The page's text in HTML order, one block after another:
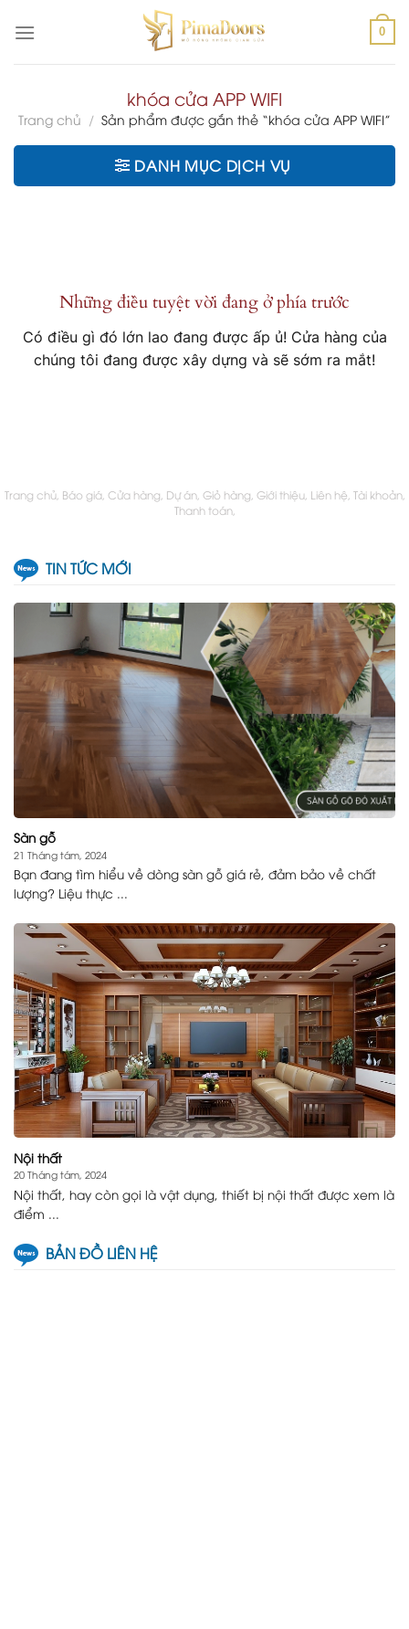
đến
0
khóa cửa APP WIFI
Trang chủ / Sản phẩm được gắn thẻ “khóa cửa APP WIFI”
DANH MỤC DỊCH VỤ
Những điều tuyệt vời đang ở phía trước
Có điều gì đó lớn lao đang được ấp ủ! Cửa hàng của
chúng tôi đang được xây dựng và sẽ sớm ra mắt!
Trang chủ Báo giá Cửa hàng Dự án Giỏ hàng Giới thiệu Liên hệ Tài khoản
Thanh toán
TIN TỨC MỚI
Sàn gỗ
21 Tháng tám, 2024
Bạn đang tìm hiểu về dòng sàn gỗ giá rẻ, đảm bảo về chất
lượng? Liệu thực ...
Nội thất
20 Tháng tám, 2024
Nội thất, hay còn gọi là vật dụng, thiết bị nội thất được xem là
điểm ...
BẢN ĐỒ LIÊN HỆ